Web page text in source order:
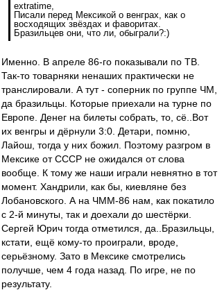
extratime,
Писали перед Мексикой о венграх, как о
восходящих звёздах и фаворитах.
Бразильцев они, что ли, обыграли?:)
Именно. В апреле 86-го показывали по ТВ.
Так-то товарняки ненаших практически не
транслировали. А тут - соперник по группе ЧМ,
да бразильцы. Которые приехали на турне по
Европе. Денег на билеты собрать, то, сё..Вот
их венгры и дёрнули 3:0. Детари, помню,
Лайош, тогда у них божил. Поэтому разгром в
Мексике от СССР не ожидался от слова
вообще. К тому же наши играли невнятно в тот
момент. Хандрили, как бы, киевляне без
Лобановского. А на ЧММ-86 нам, как покатило
с 2-й минуты, так и доехали до шестёрки.
Сергей Юрич тогда отметился, да..Бразильцы,
кстати, ещё кому-то проиграли, вроде,
серьёзному. Зато в Мексике смотрелись
получше, чем 4 года назад. По игре, не по
результату.